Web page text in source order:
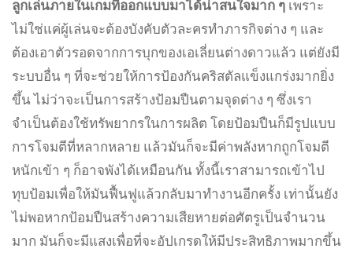
ลูกเล่นภายในเกมที่ออกแบบมาได้น่าสนใจมาก ๆ เพราะ
ไม่ใช่แค่ผู้เล่นจะต้องบังคับตัวละครทำภารกิจต่าง ๆ และ
ต้องเอาตัวรอดจากการบุกของเอเลี่ยนต่างดาวแล้ว แต่ยังมี
ระบบอื่น ๆ ที่จะช่วยให้การป้องกันคริสตัลแข็งแกร่งมากยิ่ง
ขึ้น ไม่ว่าจะเป็นการสร้างป้อมปืนตามจุดต่าง ๆ ซึ่งเรา
จำเป็นต้องใช้ทรัพยากรในการผลิต โดยป้อมปืนก็มีรูปแบบ
การโจมตีที่หลากหลาย แล้วมันก็จะมีค่าพลังหากถูกโจมตี
หนักเข้า ๆ ก็อาจพังได้เหมือนกัน ทั้งนี้เราสามารถเข้าไป
ทุบป้อมเพื่อให้มันฟื้นฟูแล้วกลับมาทำงานอีกครั้ง เท่านั้นยัง
ไม่พอหากป้อมปืนสร้างความเสียหายต่อศัตรูเป็นจำนวน
มาก มันก็จะมีแสงเพื่อที่จะอัปเกรดให้มีประสิทธิภาพมากขึ้น